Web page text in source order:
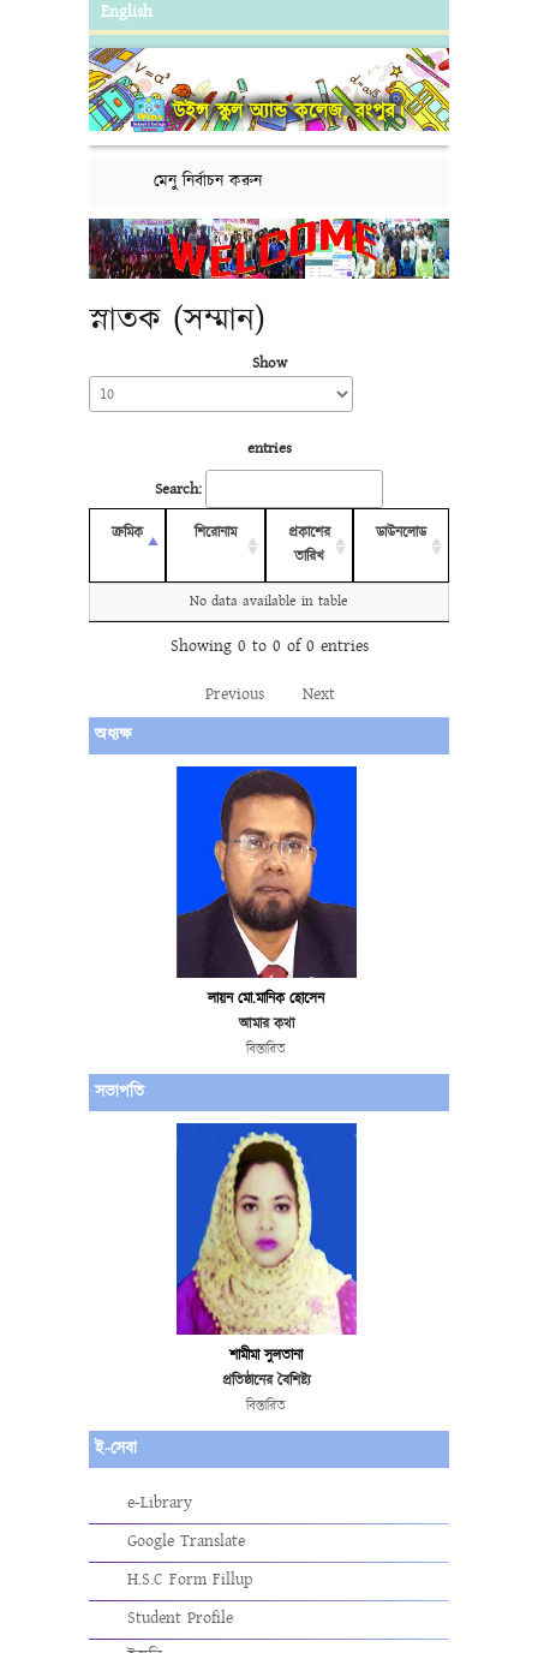
English
উইন্স স্কুল অ্যান্ড কলেজ, রংপুর।
মেনু নির্বাচন করুন
স্নাতক (সম্মান)
Show
entries
Search:
ক্রমিক শিরোনাম
প্রকাশের
তারিখ
ডাউনলোড
No data available in table
Showing 0 to 0 of 0 entries
Previous
Next
অধ্যক্ষ
লায়ন মো.মানিক হোসেন
আমার কথা
বিস্তারিত
সভাপতি
শামীমা সুলতানা
প্রতিষ্ঠানের বৈশিষ্ট্য
বিস্তারিত
ই-সেবা
e-Library
Google Translate
H.S.C Form Fillup
Student Profile